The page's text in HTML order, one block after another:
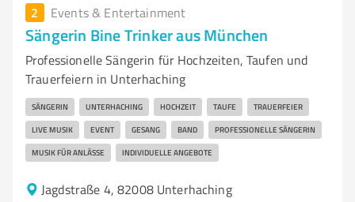
2 Events & Entertainment
Sängerin Bine Trinker aus München
Professionelle Sängerin für Hochzeiten, Taufen und
Trauerfeiern in Unterhaching
SÄNGERIN UNTERHACHING HOCHZEIT TAUFE TRAUERFEIER
LIVE MUSIK EVENT GESANG BAND PROFESSIONELLE SÄNGERIN
MUSIK FÜR ANLÄSSE INDIVIDUELLE ANGEBOTE
Jagdstraße 4, 82008 Unterhaching